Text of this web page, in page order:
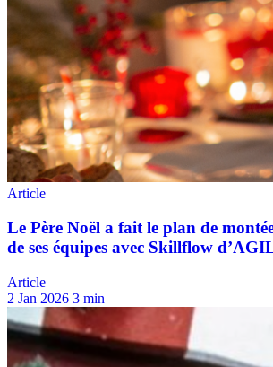
Article
2 Jan 2026 3 min